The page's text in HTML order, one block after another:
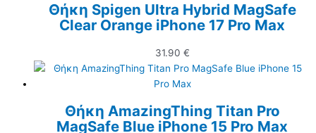
Θήκη Spigen Ultra Hybrid MagSafe
Clear Orange iPhone 17 Pro Max
31.90 €
Θήκη AmazingThing Titan Pro
MagSafe Blue iPhone 15 Pro Max